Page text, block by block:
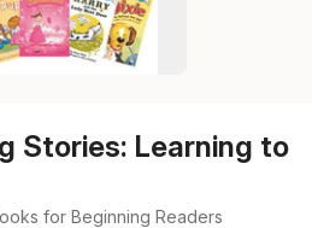
Stories: Learning to
for Beginning Readers